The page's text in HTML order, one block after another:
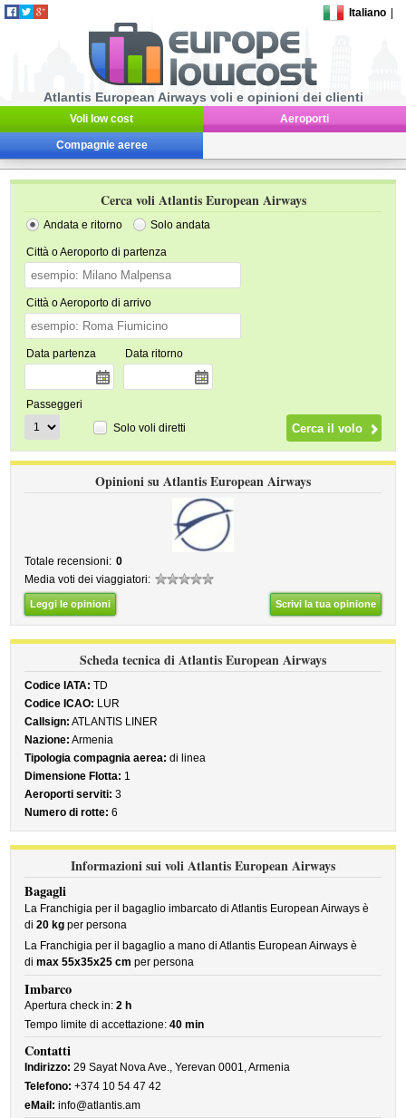
Italiano
Atlantis European Airways voli e opinioni dei clienti
Voli low cost Aeroporti
Compagnie aeree
Cerca voli Atlantis European Airways
Andata e ritorno Solo andata
Città o Aeroporto di partenza
Città o Aeroporto di arrivo
Data partenza Data ritorno
Passeggeri
Solo voli diretti
Opinioni su Atlantis European Airways
Totale recensioni: 0
Media voti dei viaggiatori:
Leggi le opinioni Scrivi la tua opinione
Scheda tecnica di Atlantis European Airways
Codice IATA: TD
Codice ICAO: LUR
Callsign: ATLANTIS LINER
Nazione: Armenia
Tipologia compagnia aerea: di linea
Dimensione Flotta: 1
Aeroporti serviti: 3
Numero di rotte: 6
Informazioni sui voli Atlantis European Airways
Bagagli
La Franchigia per il bagaglio imbarcato di Atlantis European Airways è
di20 kg per persona
La Franchigia per il bagaglio a mano di Atlantis European Airways è
dimax 55x35x25 cm per persona
Imbarco
Apertura check in:2 h
Tempo limite di accettazione:40 min
Contatti
Indirizzo: 29 Sayat Nova Ave., Yerevan 0001, Armenia
Telefono: +374 10 54 47 42
eMail: info@atlantis.am